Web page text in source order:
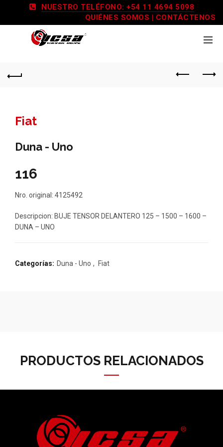
NUESTRO TELÉFONO: +54 11 4694 5098
QUIÉNES SOMOS | CONTÁCTENOS
Fiat
Duna - Uno
116
Nro. original: 4125492
Descripcion: BUJE TENSOR DELANTERO 125 – 1500 – 1600 –
DUNA – UNO
Categorías: Duna - Uno , Fiat
PRODUCTOS RELACIONADOS